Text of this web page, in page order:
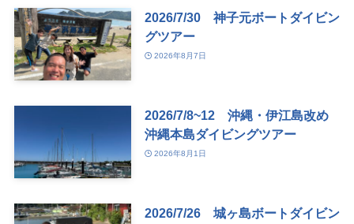
2026/7/30 神子元ボートダイビン
グツアー
2026年8月7日
2026/7/8~12 沖縄・伊江島改め
沖縄本島ダイビングツアー
2026年8月1日
2026/7/26 城ヶ島ボートダイビン